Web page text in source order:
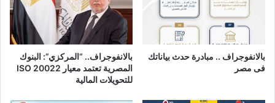
بالانفوجراف .. مبادرة حدث بياناتك
فى مصر
بالانفوجراف.. “المركزي”: البنوك
المصرية تعتمد معيار ISO 20022
للتحويلات المالية